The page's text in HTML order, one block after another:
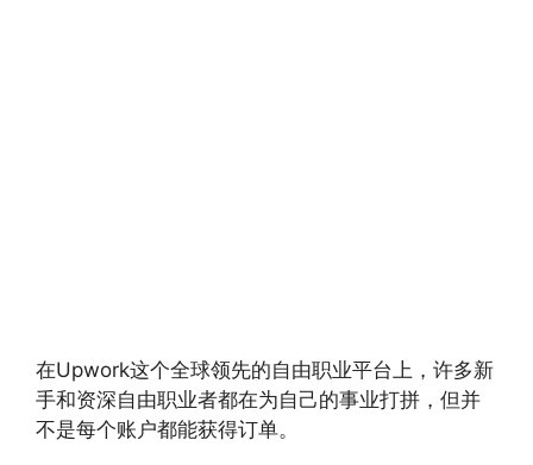
在Upwork这个全球领先的自由职业平台上，许多新
手和资深自由职业者都在为自己的事业打拼，但并
不是每个账户都能获得订单。